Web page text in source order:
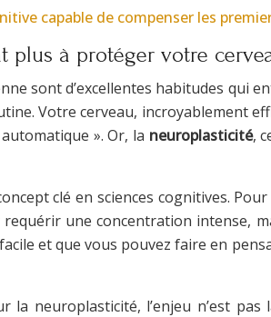
capable de compenser les
plus à protéger votre
sont d’excellentes habitudes qui
Votre cerveau, incroyablement
». Or, la neuroplasticité,
clé en sciences cognitives.
une concentration intense,
et que vous pouvez faire en
neuroplasticité, l’enjeu n’est